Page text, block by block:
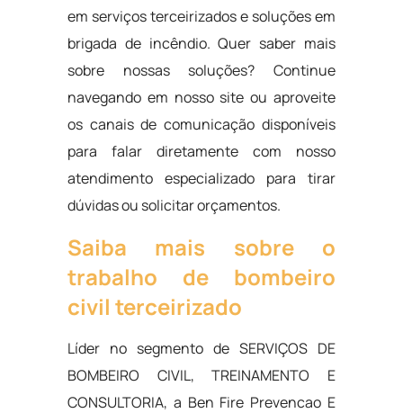
em serviços terceirizados e soluções em
brigada de incêndio. Quer saber mais
sobre nossas soluções? Continue
navegando em nosso site ou aproveite
os canais de comunicação disponíveis
para falar diretamente com nosso
atendimento especializado para tirar
dúvidas ou solicitar orçamentos.
Saiba mais sobre o
trabalho de bombeiro
civil terceirizado
Líder no segmento de SERVIÇOS DE
BOMBEIRO CIVIL, TREINAMENTO E
CONSULTORIA, a Ben Fire Prevencao E